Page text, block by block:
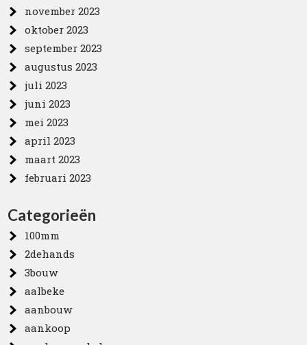
november 2023
oktober 2023
september 2023
augustus 2023
juli 2023
juni 2023
mei 2023
april 2023
maart 2023
februari 2023
Categorieën
100mm
2dehands
3bouw
aalbeke
aanbouw
aankoop